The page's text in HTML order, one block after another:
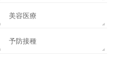
美容医療
予防接種